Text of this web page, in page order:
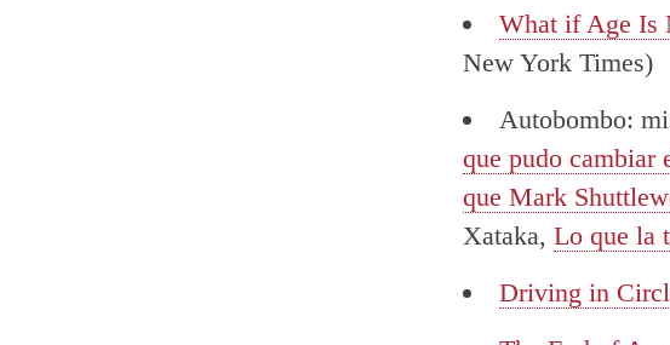
What if Age Is
New York Times)
Autobombo:
que pudo cambiar
que Mark
Xataka, Lo que la
Driving in